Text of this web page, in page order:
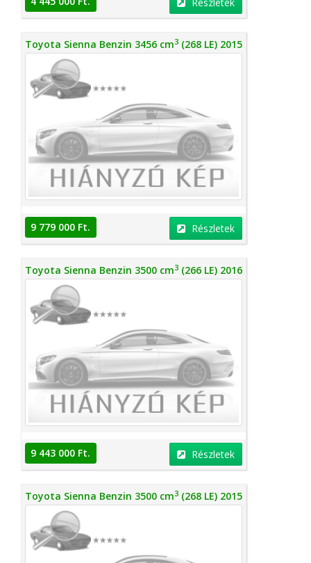
Toyota Sienna Benzin 3456 cm3 (268 LE) 2015
9 779 000 Ft. Részletek
Toyota Sienna Benzin 3500 cm3 (266 LE) 2016
9 443 000 Ft. Részletek
Toyota Sienna Benzin 3500 cm3 (268 LE) 2015